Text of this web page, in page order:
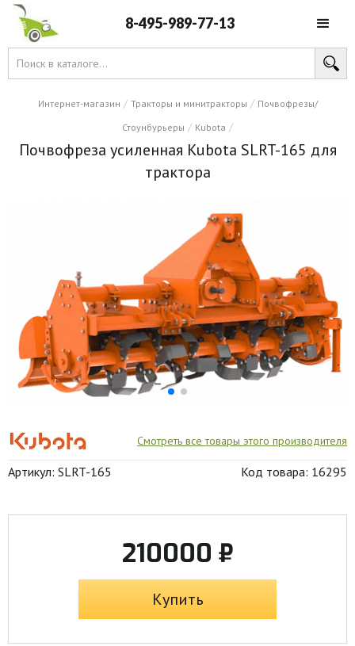
8-495-989-77-13
Интернет-магазин / Тракторы и минитракторы / Почвофрезы/
Стоунбурьеры / Kubota /
Почвофреза усиленная Kubota SLRT-165 для
трактора
Смотреть все товары этого производителя
Артикул: SLRT-165 Код товара: 16295
210000 ₽
Купить